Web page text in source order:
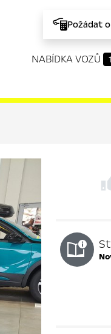
Požádat
NABÍDKA VOZŮ